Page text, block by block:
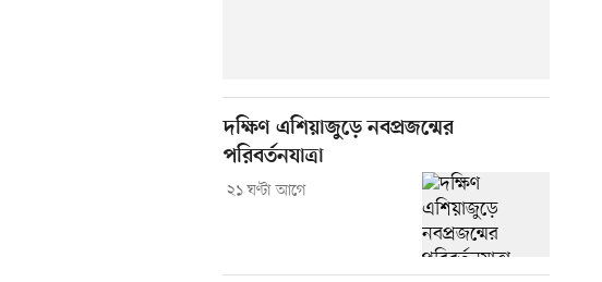
দক্ষিণ এশিয়াজুড়ে নবপ্রজন্মের
পরিবর্তনযাত্রা
২১ ঘণ্টা আগে